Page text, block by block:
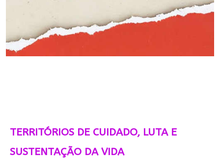
TERRITÓRIOS DE CUIDADO, LUTA E
SUSTENTAÇÃO DA VIDA